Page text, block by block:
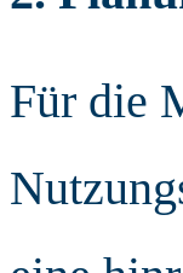
Für die